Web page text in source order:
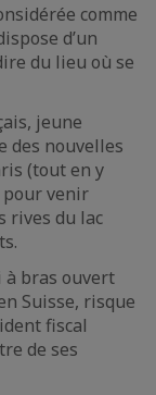
comme
d’un
du lieu où se
jeune
des nouvelles
(tout en y
venir
rives du lac
bras ouvert
Suisse, risque
fiscal
de ses